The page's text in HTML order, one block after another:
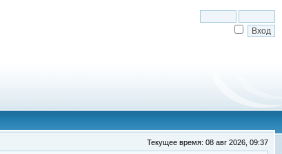
Текущее время: 08 авг 2026, 09:37